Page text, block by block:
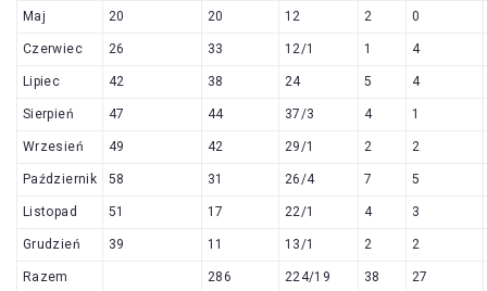
Maj 20 20 12 2 0
Czerwiec 26 33 12/1 1 4
Lipiec 42 38 24 5 4
Sierpień 47 44 37/3 4 1
Wrzesień 49 42 29/1 2 2
Październik 58 31 26/4 7 5
Listopad 51 17 22/1 4 3
Grudzień 39 11 13/1 2 2
Razem 286 224/19 38 27